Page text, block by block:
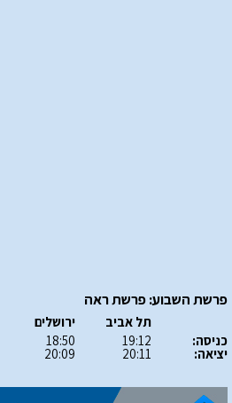
פרשת השבוע: פרשת ראה
כניסה:
יציאה:
תל אביב
19:12
20:11
ירושלים
18:50
20:09